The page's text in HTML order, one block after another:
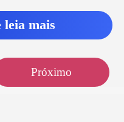
leia mais
Próximo